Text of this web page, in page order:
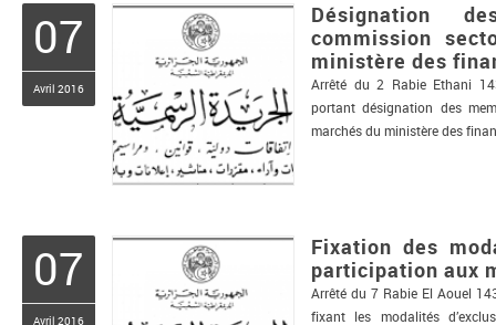
07
Avril 2016
Désignation
commission
ministère des
Arrêté du 2 Rabie Ethani
portant désignation des
marchés du ministère des
07
Avril 2016
Fixation des
participation aux
Arrêté du 7 Rabie El Aouel
fixant les modalités